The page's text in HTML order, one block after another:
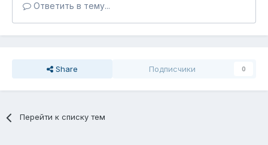
Ответить в тему...
Share Подписчики 0
Перейти к списку тем